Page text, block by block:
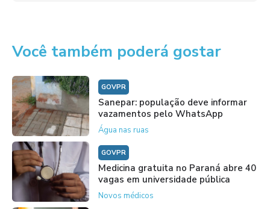
Você também poderá gostar
GOVPR
Sanepar: população deve informar
vazamentos pelo WhatsApp
Água nas ruas
GOVPR
Medicina gratuita no Paraná abre 40
vagas em universidade pública
Novos médicos